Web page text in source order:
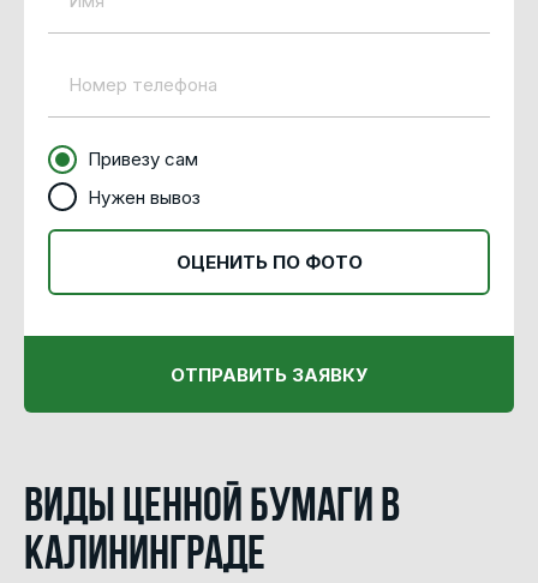
Привезу сам
Нужен вывоз
ОЦЕНИТЬ ПО ФОТО
ОТПРАВИТЬ ЗАЯВКУ
Виды ценной бумаги в
Калининграде